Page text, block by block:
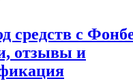
средств с
отзывы и